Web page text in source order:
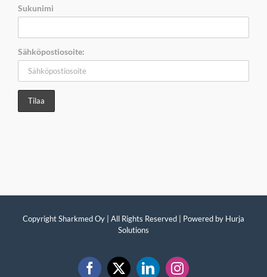
Sukunimi
Sähköpostiosoite:
Copyright Sharkmed Oy | All Rights Reserved | Powered by Hurja
Solutions
Facebook
X LinkedInInstagram